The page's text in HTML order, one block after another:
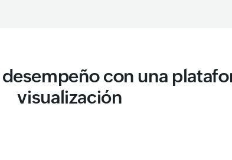
con una
visualización